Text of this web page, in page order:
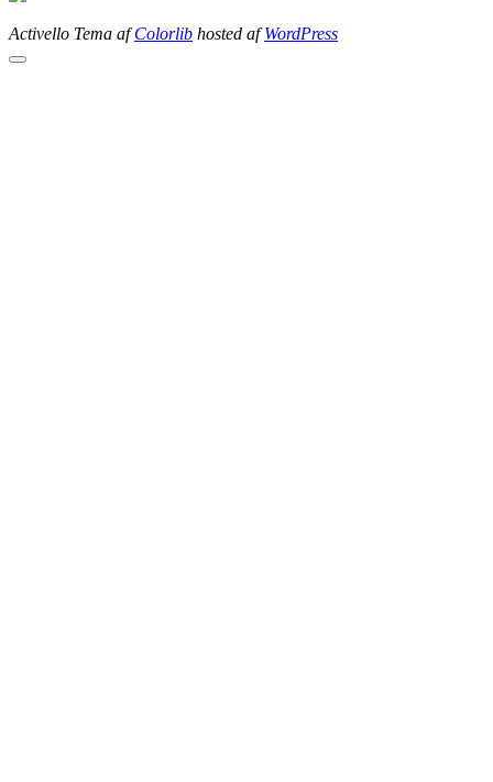
Activello Tema afColorlib hosted afWordPress